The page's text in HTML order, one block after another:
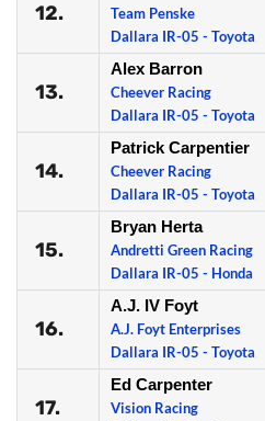
12.
Team Penske
Dallara IR-05 - Toyota
13.
Alex Barron
Cheever Racing
Dallara IR-05 - Toyota
14.
Patrick Carpentier
Cheever Racing
Dallara IR-05 - Toyota
15.
Bryan Herta
Andretti Green Racing
Dallara IR-05 - Honda
16.
A.J. IV Foyt
A.J. Foyt Enterprises
Dallara IR-05 - Toyota
17.
Ed Carpenter
Vision Racing